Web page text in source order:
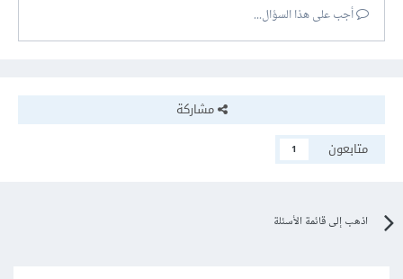
أجب على هذا السؤال...
مشاركة
متابعون
1
اذهب إلى قائمة الأسئلة